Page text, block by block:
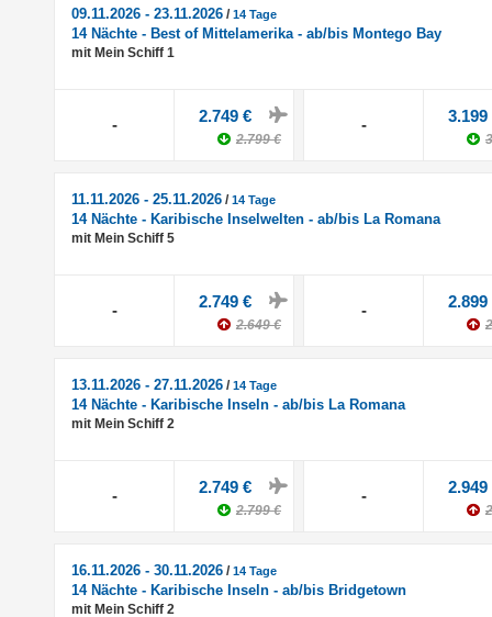
09.11.2026 - 23.11.2026 /14 Tage
14 Nächte - Best of Mittelamerika - ab/bis Montego Bay
mit Mein Schiff 1
- 2.749 €
2.799 €
- 3.199
11.11.2026 - 25.11.2026 /14 Tage
14 Nächte - Karibische Inselwelten - ab/bis La Romana
mit Mein Schiff 5
- 2.749 €
2.649 €
- 2.899
13.11.2026 - 27.11.2026 /14 Tage
14 Nächte - Karibische Inseln - ab/bis La Romana
mit Mein Schiff 2
- 2.749 €
2.799 €
- 2.949
16.11.2026 - 30.11.2026 /14 Tage
14 Nächte - Karibische Inseln - ab/bis Bridgetown
mit Mein Schiff 2